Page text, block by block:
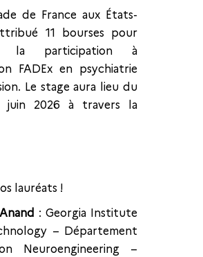
de France aux États-
11 bourses pour
la participation à
FADEx en psychiatrie
Le stage aura lieu du
juin 2026 à travers la
lauréats !
: Georgia Institute
– Département
Neuroengineering –